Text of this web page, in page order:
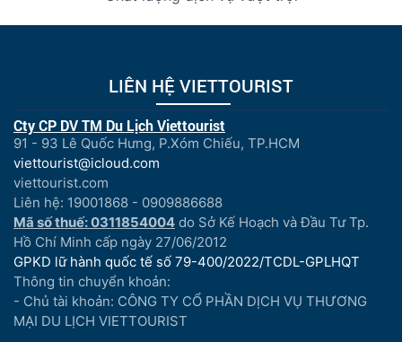
LIÊN HỆ VIETTOURIST
Cty CP DV TM Du Lịch Viettourist
91 - 93 Lê Quốc Hưng, P.Xóm Chiếu, TP.HCM
viettourist@icloud.com
viettourist.com
Liên hệ: 19001868 - 0909886688
Mã số thuế: 0311854004 do Sở Kế Hoạch và Đầu Tư Tp.
Hồ Chí Minh cấp ngày 27/06/2012
GPKD lữ hành quốc tế số 79-400/2022/TCDL-GPLHQT
Thông tin chuyển khoản:
- Chủ tài khoản: CÔNG TY CỔ PHẦN DỊCH VỤ THƯƠNG
MẠI DU LỊCH VIETTOURIST